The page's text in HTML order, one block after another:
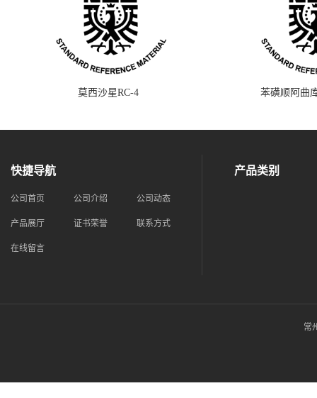
莫西沙星RC-4 苯磺顺阿曲
快捷导航
公司首页 公司介绍 公司动态
产品展厅 证书荣誉 联系方式
在线留言
产品类别
常